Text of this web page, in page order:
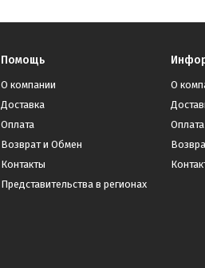
Помощь
О компании
Доставка
Оплата
Возврат и Обмен
Контакты
Представительства в регионах
О
Оплата